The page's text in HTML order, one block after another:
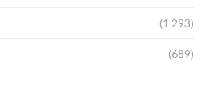
(1 293)
(689)